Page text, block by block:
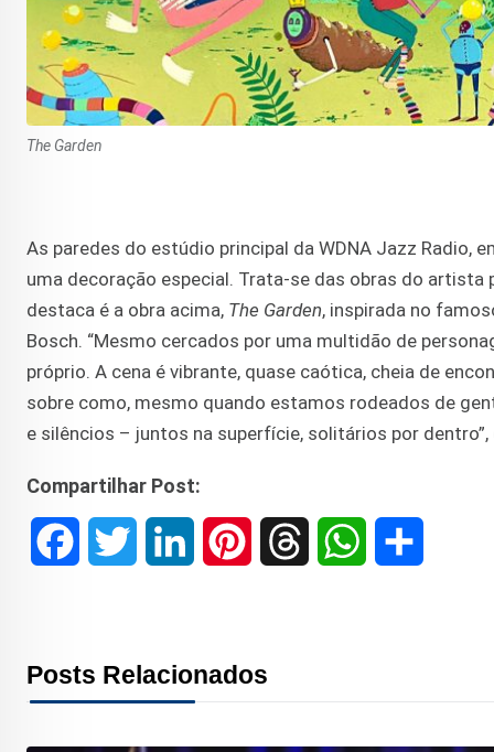
The Garden
As paredes do estúdio principal da WDNA Jazz Radio,
uma decoração especial. Trata-se das obras do artista
destaca é a obra acima, The Garden, inspirada no
Bosch. “Mesmo cercados por uma multidão de
próprio. A cena é vibrante, quase caótica, cheia de
sobre como, mesmo quando estamos rodeados de
e silêncios – juntos na superfície, solitários por
Compartilhar Post:
e t k t
Posts Relacionados